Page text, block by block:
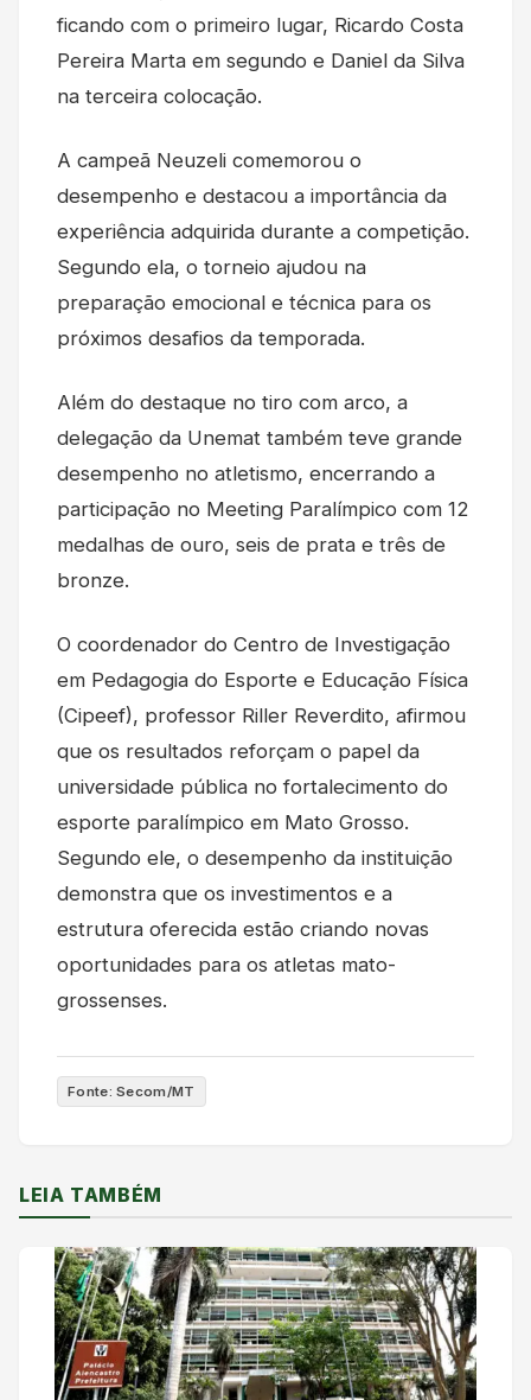
ficando com o primeiro lugar, Ricardo Costa
Pereira Marta em segundo e Daniel da Silva
na terceira colocação.
A campeã Neuzeli comemorou o
desempenho e destacou a importância da
experiência adquirida durante a competição.
Segundo ela, o torneio ajudou na
preparação emocional e técnica para os
próximos desafios da temporada.
Além do destaque no tiro com arco, a
delegação da Unemat também teve grande
desempenho no atletismo, encerrando a
participação no Meeting Paralímpico com 12
medalhas de ouro, seis de prata e três de
bronze.
O coordenador do Centro de Investigação
em Pedagogia do Esporte e Educação Física
(Cipeef), professor Riller Reverdito, afirmou
que os resultados reforçam o papel da
universidade pública no fortalecimento do
esporte paralímpico em Mato Grosso.
Segundo ele, o desempenho da instituição
demonstra que os investimentos e a
estrutura oferecida estão criando novas
oportunidades para os atletas mato-
grossenses.
Fonte: Secom/MT
LEIA TAMBÉM